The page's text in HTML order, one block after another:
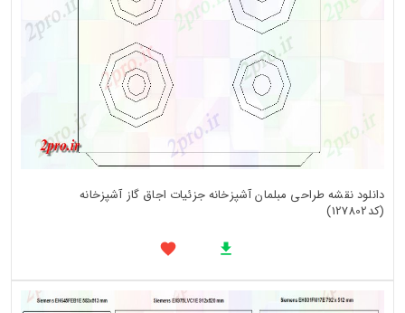
دانلود نقشه طراحی مبلمان آشپزخانه جزئیات اجاق گاز آشپزخانه
(کد127802)